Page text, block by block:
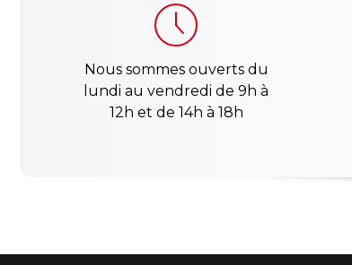
Nous sommes ouverts du
lundi au vendredi de 9h à
12h et de 14h à 18h